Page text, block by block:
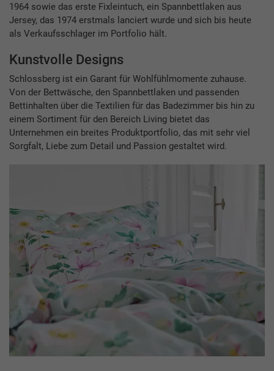
1964 sowie das erste Fixleintuch, ein Spannbettlaken aus
Jersey, das 1974 erstmals lanciert wurde und sich bis heute
als Verkaufsschlager im Portfolio hält.
Kunstvolle Designs
Schlossberg ist ein Garant für Wohlfühlmomente zuhause.
Von der Bettwäsche, den Spannbettlaken und passenden
Bettinhalten über die Textilien für das Badezimmer bis hin zu
einem Sortiment für den Bereich Living bietet das
Unternehmen ein breites Produktportfolio, das mit sehr viel
Sorgfalt, Liebe zum Detail und Passion gestaltet wird.